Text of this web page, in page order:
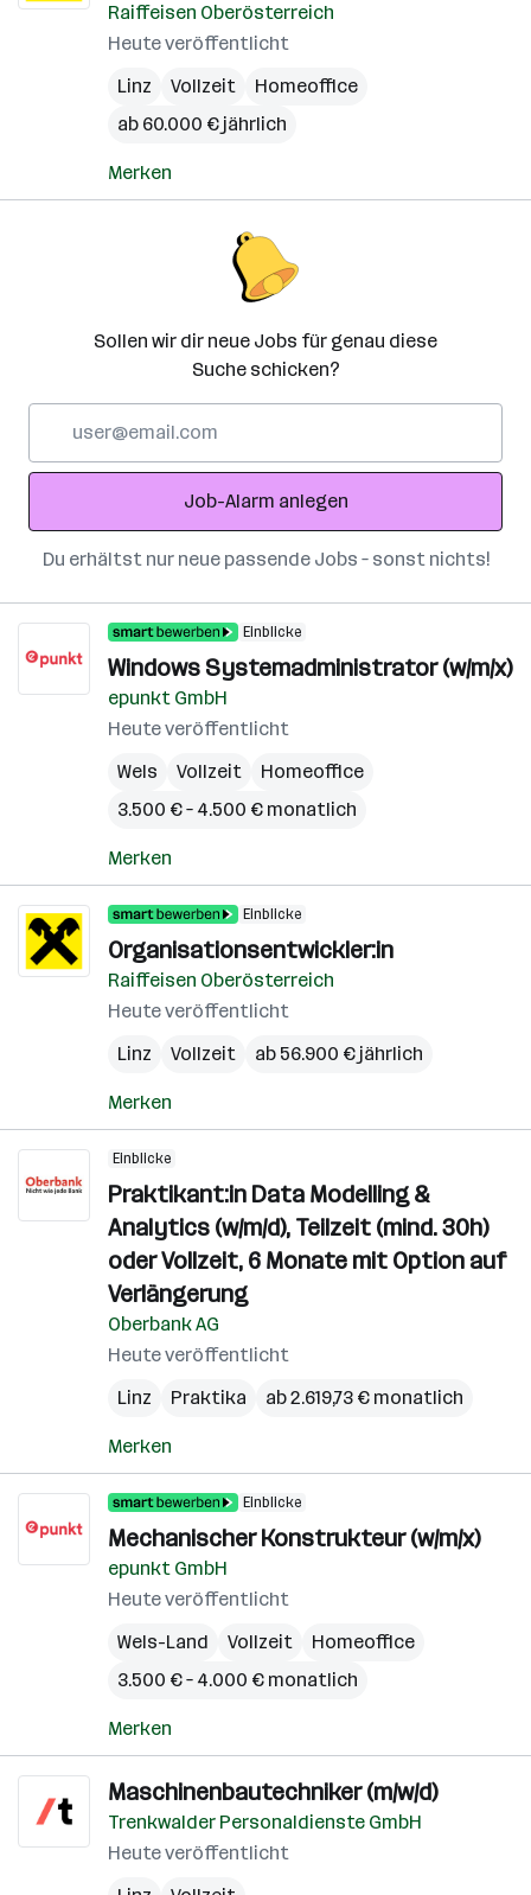
Raiffeisen Oberösterreich
Heute veröffentlicht
Linz
Vollzeit
Homeoffice
ab 60.000 € jährlich
Merken
Sollen wir dir neue Jobs für genau diese
Suche schicken?
Adresse
Job-Alarm anlegen
Du erhältst nur neue passende Jobs – sonst nichts!
Einblicke
Windows Systemadministrator (w/m/x)
epunkt GmbH
Heute veröffentlicht
Wels
Vollzeit
Homeoffice
3.500 € – 4.500 € monatlich
Merken
Einblicke
Organisationsentwickler:in
Raiffeisen Oberösterreich
Heute veröffentlicht
Linz
Vollzeit ab 56.900 € jährlich
Merken
Einblicke
Praktikant:in Data Modelling &
Analytics (w/m/d), Teilzeit (mind. 30h)
oder Vollzeit, 6 Monate mit Option auf
Verlängerung
Oberbank AG
Heute veröffentlicht
Linz
Praktika ab 2.619,73 € monatlich
Merken
Einblicke
Mechanischer Konstrukteur (w/m/x)
epunkt GmbH
Heute veröffentlicht
Wels-Land
Vollzeit
Homeoffice
3.500 € – 4.000 € monatlich
Merken
Maschinenbautechniker (m/w/d)
Trenkwalder Personaldienste GmbH
Heute veröffentlicht